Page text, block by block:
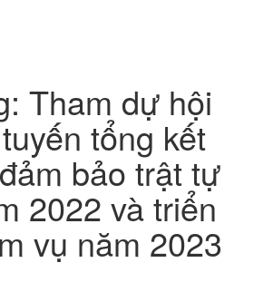
Tham dự hội
tổng kết
bảo trật tự
2022 và triển
vụ năm 2023